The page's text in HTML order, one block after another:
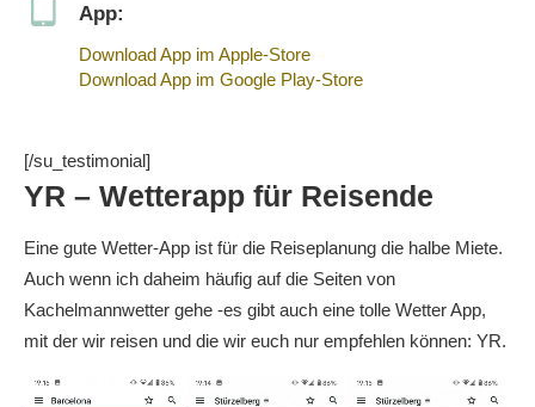
App:
Download App im Apple-Store
Download App im Google Play-Store
[/su_testimonial]
YR – Wetterapp für Reisende
Eine gute Wetter-App ist für die Reiseplanung die halbe Miete.
Auch wenn ich daheim häufig auf die Seiten von
Kachelmannwetter gehe -es gibt auch eine tolle Wetter App,
mit der wir reisen und die wir euch nur empfehlen können: YR.